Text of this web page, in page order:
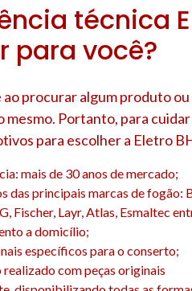
técnica
para você?
procurar algum produto
mesmo. Portanto, para
para escolher a Eletro
mais de 30 anos de mercado;
das principais marcas de fogão:
Fischer, Layr, Atlas, Esmaltec
a domicílio;
específicos para o conserto;
com peças originais